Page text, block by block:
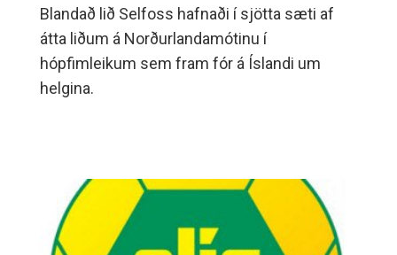
Blandað lið Selfoss hafnaði í sjötta sæti af
átta liðum á Norðurlandamótinu í
hópfimleikum sem fram fór á Íslandi um
helgina.